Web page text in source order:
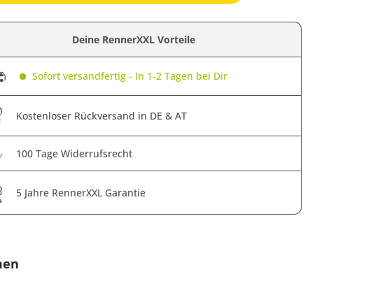
Deine RennerXXL Vorteile
Sofort versandfertig - In 1-2 Tagen bei Dir
Kostenloser Rückversand in DE & AT
100 Tage Widerrufsrecht
5 Jahre RennerXXL Garantie